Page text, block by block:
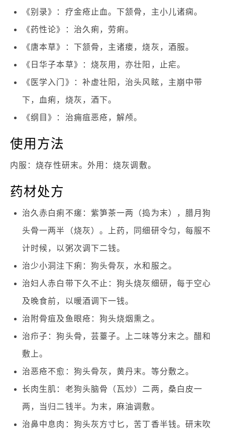
《别录》：疗金疮止血。下颔骨，主小儿诸痫。
《药性论》：治久痢，劳痢。
《唐本草》：下颔骨，主诸瘘，烧灰，酒服。
《日华子本草》：烧灰用，亦壮阳，止疟。
《医学入门》：补虚壮阳，治头风眩，主崩中带
下，血痢，烧灰，酒下。
《纲目》：治痈疽恶疮，解颅。
使用方法
内服：烧存性研末。外用：烧灰调敷。
药材处方
治久赤白痢不瘥：紫笋茶一两（捣为末），腊月狗
头骨一两半（烧灰）。上药，同细研令匀，每服不
计时候，以粥次调下二钱。
治少小洞注下痢：狗头骨灰，水和服之。
治妇人赤白带下久不止：狗头烧灰细研，每于空心
及晚食前，以暖酒调下一钱。
治附骨疽及鱼眼疮：狗头烧烟熏之。
治疖子：狗头骨，芸薹子。上二味等分末之。醋和
敷上。
治恶疮不愈：狗头骨灰，黄丹末。等分敷之。
长肉生肌：老狗头脑骨（瓦炒）二两，桑白皮一
两，当归二钱半。为末，麻油调敷。
治鼻中息肉：狗头灰方寸匕，苦丁香半钱。研末吹